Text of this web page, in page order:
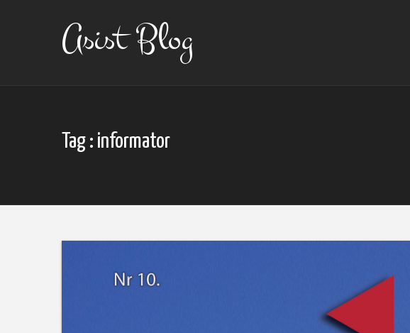
Asist Blog
Tag : informator